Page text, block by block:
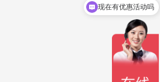
立即报价